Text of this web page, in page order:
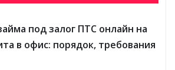
под залог ПТС онлайн на
в офис: порядок, требования